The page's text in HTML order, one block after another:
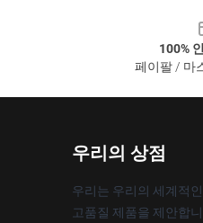
100%
페이팔 / 마
우리의 상점
우리는 우리의 세계적
고품질 제품을 제안합